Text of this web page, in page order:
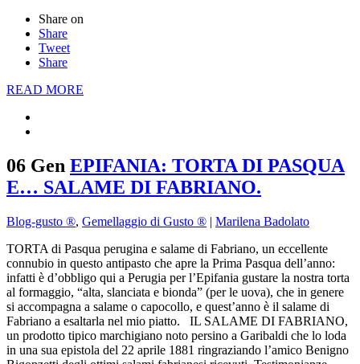
Share on
Share
Tweet
Share
READ MORE
06 Gen EPIFANIA: TORTA DI PASQUA
E… SALAME DI FABRIANO.
Blog-gusto ®, Gemellaggio di Gusto ® | Marilena Badolato
TORTA di Pasqua perugina e salame di Fabriano, un eccellente
connubio in questo antipasto che apre la Prima Pasqua dell’anno:
infatti è d’obbligo qui a Perugia per l’Epifania gustare la nostra torta
al formaggio, “alta, slanciata e bionda” (per le uova), che in genere
si accompagna a salame o capocollo, e quest’anno è il salame di
Fabriano a esaltarla nel mio piatto. IL SALAME DI FABRIANO,
un prodotto tipico marchigiano noto persino a Garibaldi che lo loda
in una sua epistola del 22 aprile 1881 ringraziando l’amico Benigno